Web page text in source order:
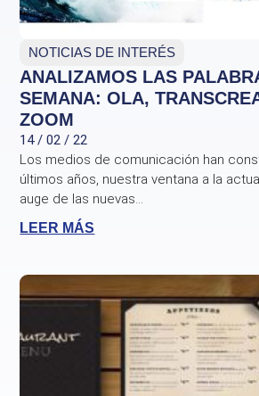
NOTICIAS DE INTERÉS
ANALIZAMOS LAS
SEMANA: OLA,
ZOOM
14 / 02 / 22
Los medios de comunicación han
últimos años, nuestra ventana a la
auge de las nuevas...
LEER MÁS